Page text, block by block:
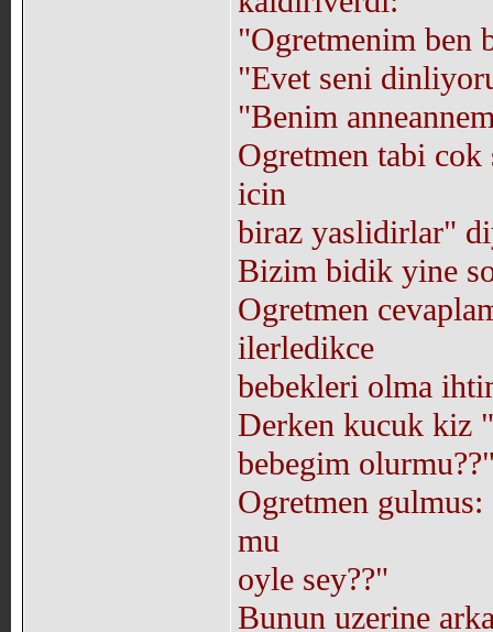
"Ogretmenim ben
"Evet seni
"Benim
Ogretmen tabi cok
icin
biraz yaslidirlar"
Bizim bidik yine
Ogretmen
ilerledikce
bebekleri olma
Derken kucuk kiz
bebegim
Ogretmen
mu
oyle sey??"
Bunun uzerine